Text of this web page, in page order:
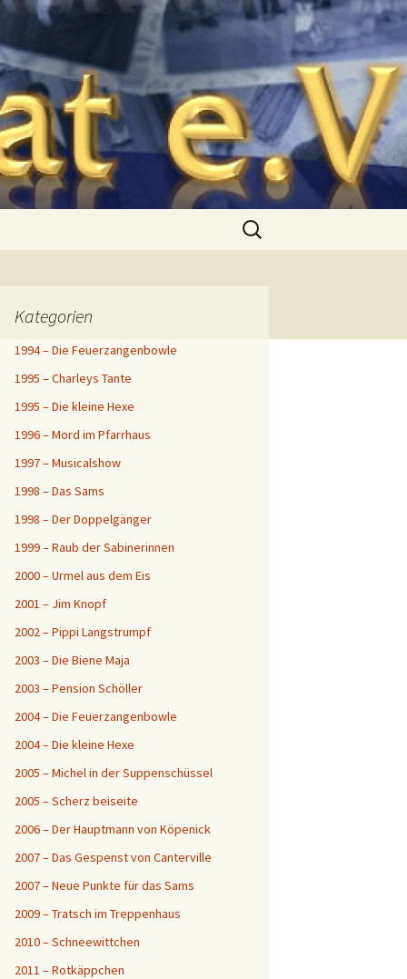
Suche
nach:
Kategorien
1994 – Die Feuerzangenbowle
1995 – Charleys Tante
1995 – Die kleine Hexe
1996 – Mord im Pfarrhaus
1997 – Musicalshow
1998 – Das Sams
1998 – Der Doppelgänger
1999 – Raub der Sabinerinnen
2000 – Urmel aus dem Eis
2001 – Jim Knopf
2002 – Pippi Langstrumpf
2003 – Die Biene Maja
2003 – Pension Schöller
2004 – Die Feuerzangenbowle
2004 – Die kleine Hexe
2005 – Michel in der Suppenschüssel
2005 – Scherz beiseite
2006 – Der Hauptmann von Köpenick
2007 – Das Gespenst von Canterville
2007 – Neue Punkte für das Sams
2009 – Tratsch im Treppenhaus
2010 – Schneewittchen
2011 – Rotkäppchen